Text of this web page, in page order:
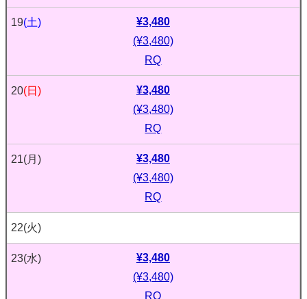
19(土)
¥3,480
(¥3,480)
RQ
20(日)
¥3,480
(¥3,480)
RQ
21(月)
¥3,480
(¥3,480)
RQ
22(火)
23(水)
¥3,480
(¥3,480)
RQ